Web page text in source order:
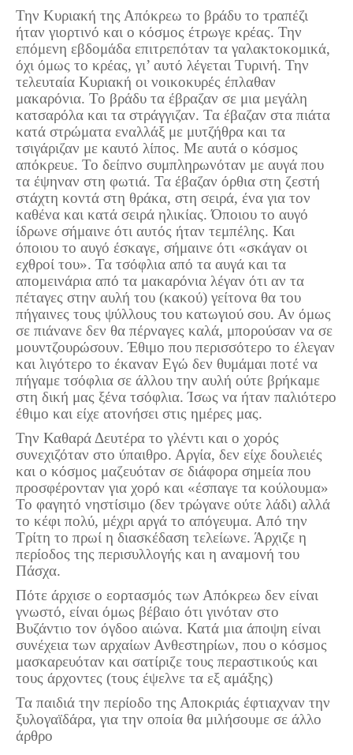
Την Κυριακή της Απόκρεω το βράδυ το τραπέζι
ήταν γιορτινό και ο κόσμος έτρωγε κρέας. Την
επόμενη εβδομάδα επιτρεπόταν τα γαλακτοκομικά,
όχι όμως το κρέας, γι’ αυτό λέγεται Τυρινή. Την
τελευταία Κυριακή οι νοικοκυρές έπλαθαν
μακαρόνια. Το βράδυ τα έβραζαν σε μια μεγάλη
κατσαρόλα και τα στράγγιζαν. Τα έβαζαν στα πιάτα
κατά στρώματα εναλλάξ με μυτζήθρα και τα
τσιγάριζαν με καυτό λίπος. Με αυτά ο κόσμος
απόκρευε. Το δείπνο συμπληρωνόταν με αυγά που
τα έψηναν στη φωτιά. Τα έβαζαν όρθια στη ζεστή
στάχτη κοντά στη θράκα, στη σειρά, ένα για τον
καθένα και κατά σειρά ηλικίας. Όποιου το αυγό
ίδρωνε σήμαινε ότι αυτός ήταν τεμπέλης. Και
όποιου το αυγό έσκαγε, σήμαινε ότι «σκάγαν οι
εχθροί του». Τα τσόφλια από τα αυγά και τα
απομεινάρια από τα μακαρόνια λέγαν ότι αν τα
πέταγες στην αυλή του (κακού) γείτονα θα του
πήγαινες τους ψύλλους του κατωγιού σου. Αν όμως
σε πιάνανε δεν θα πέρναγες καλά, μπορούσαν να σε
μουντζουρώσουν. Έθιμο που περισσότερο το έλεγαν
και λιγότερο το έκαναν Εγώ δεν θυμάμαι ποτέ να
πήγαμε τσόφλια σε άλλου την αυλή ούτε βρήκαμε
στη δική μας ξένα τσόφλια. Ίσως να ήταν παλιότερο
έθιμο και είχε ατονήσει στις ημέρες μας.
Την Καθαρά Δευτέρα το γλέντι και ο χορός
συνεχιζόταν στο ύπαιθρο. Αργία, δεν είχε δουλειές
και ο κόσμος μαζευόταν σε διάφορα σημεία που
προσφέρονταν για χορό και «έσπαγε τα κούλουμα»
Το φαγητό νηστίσιμο (δεν τρώγανε ούτε λάδι) αλλά
το κέφι πολύ, μέχρι αργά το απόγευμα. Από την
Τρίτη το πρωί η διασκέδαση τελείωνε. Άρχιζε η
περίοδος της περισυλλογής και η αναμονή του
Πάσχα.
Πότε άρχισε ο εορτασμός των Απόκρεω δεν είναι
γνωστό, είναι όμως βέβαιο ότι γινόταν στο
Βυζάντιο τον όγδοο αιώνα. Κατά μια άποψη είναι
συνέχεια των αρχαίων Ανθεστηρίων, που ο κόσμος
μασκαρευόταν και σατίριζε τους περαστικούς και
τους άρχοντες (τους έψελνε τα εξ αμάξης)
Τα παιδιά την περίοδο της Αποκριάς έφτιαχναν την
ξυλογαϊδάρα, για την οποία θα μιλήσουμε σε άλλο
άρθρο